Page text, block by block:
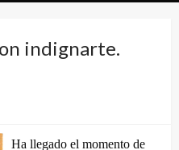
indignarte.
Ha llegado el momento de